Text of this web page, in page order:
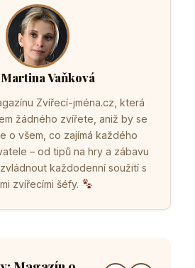
Vaňková
Zvířecí-jména.cz, která
žádného zvířete, aniž by se
o všem, co zajímá každého
– od tipů na hry a zábavu
každodenní soužití s
zvířecími šéfy.